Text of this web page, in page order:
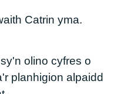
Catrin yma.
olino cyfres o
planhigion alpaidd